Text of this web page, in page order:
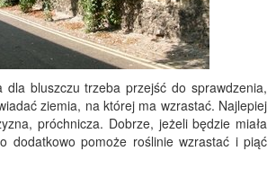
dla bluszczu trzeba przejść do sprawdzenia,
ziemia, na której ma wzrastać. Najlepiej
próchnicza. Dobrze, jeżeli będzie miała
dodatkowo pomoże roślinie wzrastać i piąć